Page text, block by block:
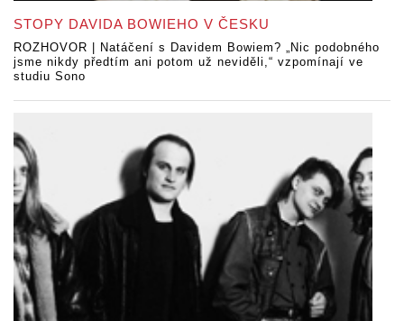
STOPY DAVIDA BOWIEHO V ČESKU
ROZHOVOR | Natáčení s Davidem Bowiem? „Nic podobného
jsme nikdy předtím ani potom už neviděli,“ vzpomínají ve
studiu Sono